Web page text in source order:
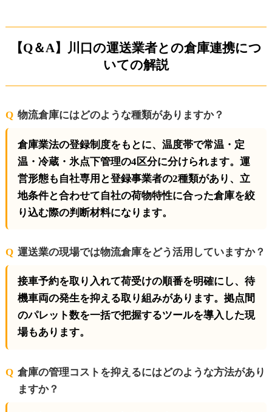
【Q＆A】川口の運送業者との倉庫連携につ
いての解説
物流倉庫にはどのような種類がありますか？
倉庫業法の登録制度をもとに、温度帯で常温・定
温・冷蔵・氷点下管理の4区分に分けられます。運
営形態も自社専用と登録事業者の2種類があり、立
地条件と合わせて自社の荷物特性に合った倉庫を絞
り込む際の判断材料になります。
運送業の現場では物流倉庫をどう活用していますか？
接車予約を取り入れて荷受けの順番を明確にし、待
機車両の発生を抑える取り組みがあります。拠点間
のパレット数を一括で把握するツールを導入した現
場もあります。
倉庫の管理コストを抑えるにはどのような方法があり
ますか？